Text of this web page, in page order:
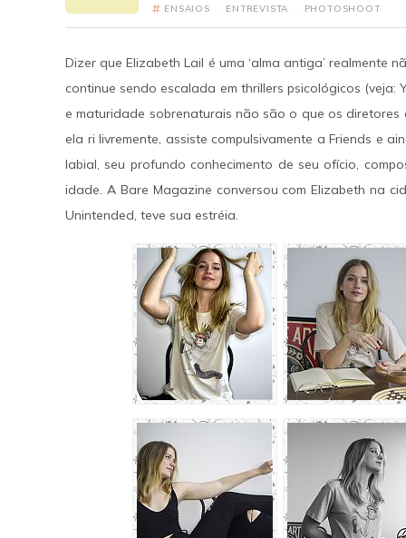
ENSAIOS · ENTREVISTA · PHOTOSHOOT
Dizer que Elizabeth Lail é uma ‘alma antiga’
continue sendo escalada em thrillers psicológicos
e maturidade sobrenaturais não são o que os
ela ri livremente, assiste compulsivamente a Friends e
labial, seu profundo conhecimento de seu ofício,
idade. A Bare Magazine conversou com Elizabeth na
Unintended, teve sua estréia.
Five Nights
Elizabeth
Freddy Fazbear's
reconectar com seus
revelando
verdadeira origem
um horror escondido
SAIBA MAIS